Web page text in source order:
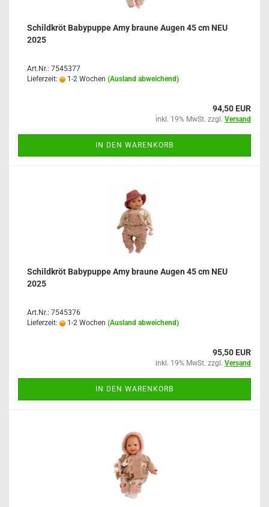
Schildkröt Babypuppe Amy braune Augen 45 cm NEU
2025
Art.Nr.: 7545377
Lieferzeit:
1-2 Wochen (Ausland abweichend)
94,50 EUR
inkl. 19% MwSt. zzgl. Versand
IN DEN WARENKORB
Schildkröt Babypuppe Amy braune Augen 45 cm NEU
2025
Art.Nr.: 7545376
Lieferzeit:
1-2 Wochen (Ausland abweichend)
95,50 EUR
inkl. 19% MwSt. zzgl. Versand
IN DEN WARENKORB